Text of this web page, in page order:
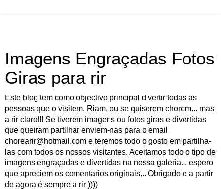
Imagens Engraçadas Fotos
Giras para rir
Este blog tem como objectivo principal divertir todas as
pessoas que o visitem. Riam, ou se quiserem chorem... mas
a rir claro!!! Se tiverem imagens ou fotos giras e divertidas
que queiram partilhar enviem-nas para o email
chorearir@hotmail.com e teremos todo o gosto em partilha-
las com todos os nossos visitantes. Aceitamos todo o tipo de
imagens engraçadas e divertidas na nossa galeria... espero
que apreciem os comentarios originais... Obrigado e a partir
de agora é sempre a rir ))))